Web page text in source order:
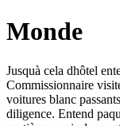
Monde
Jusquà cela dhôtel
Commissionnaire
voitures blanc
diligence. Entend